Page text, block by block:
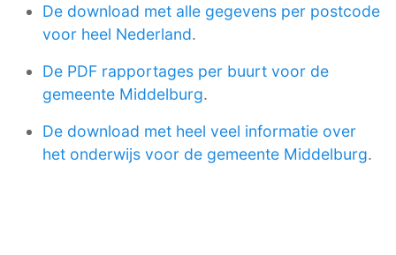
De download met alle gegevens per postcode
voor heel Nederland.
De PDF rapportages per buurt voor de
gemeente Middelburg.
De download met heel veel informatie over
het onderwijs voor de gemeente Middelburg.